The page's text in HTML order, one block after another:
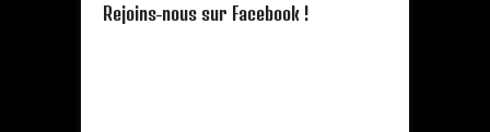
Rejoins-nous sur Facebook !